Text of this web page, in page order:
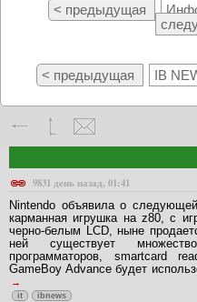
< предыдущая
< предыдущая IB
9831 день назад, 01:41
Nintendo объявила о
карманная игрушка на z80, с
черно-белым LCD, ныне
ней существует
программаторов, smartcard
GameBoy Advance будет
it ibnews